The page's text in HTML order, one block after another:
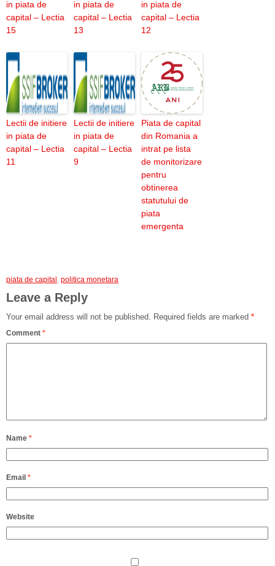
in piata de
capital – Lectia
15
in piata de
capital – Lectia
13
in piata de
capital – Lectia
12
Lectii de initiere
in piata de
capital – Lectia
11
Lectii de initiere
in piata de
capital – Lectia
9
Piata de capital
din Romania a
intrat pe lista
de monitorizare
pentru
obtinerea
statutului de
piata
emergenta
piata de capital , politica monetara
Leave a Reply
Your email address will not be published. Required fields are marked *
Comment *
Name *
Email *
Website